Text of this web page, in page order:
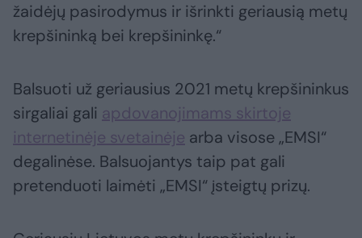
žaidėjų pasirodymus ir išrinkti geriausią metų
krepšininką bei krepšininkę.“
Balsuoti už geriausius 2021 metų krepšininkus
sirgaliai gali apdovanojimams skirtoje
internetinėje svetainėje arba visose „EMSI“
degalinėse. Balsuojantys taip pat gali
pretenduoti laimėti „EMSI“ įsteigtų prizų.